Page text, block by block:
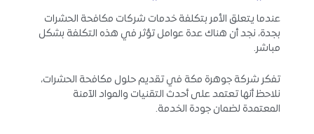
عندما يتعلق الأمر بتكلفة خدمات شركات مكافحة الحشرات
بجدة، نجد أن هناك عدة عوامل تؤثر في هذه التكلفة بشكل
مباشر.
تفكر شركة جوهرة مكة في تقديم حلول مكافحة الحشرات،
نلاحظ أنها تعتمد على أحدث التقنيات والمواد الآمنة
المعتمدة لضمان جودة الخدمة.